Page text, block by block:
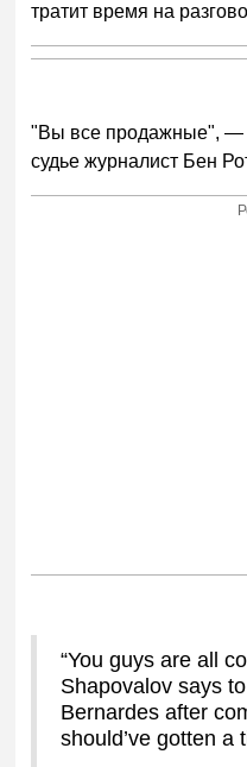
тратит время на
"Вы все продажные", —
судье журналист Бен
“You guys are all
Shapovalov says
Bernardes after
should’ve gotten a